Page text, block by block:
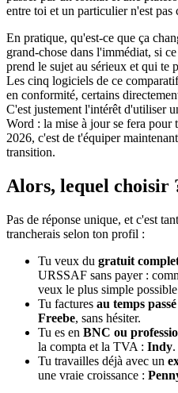
entre toi et un particulier n'est pas
En pratique, qu'est-ce que ça
grand-chose dans l'immédiat, si
prend le sujet au sérieux et qui te
Les cinq logiciels de ce
en conformité, certains
C'est justement l'intérêt d'utiliser
Word : la mise à jour se fera pour
2026, c'est de t'équiper
transition.
Alors, lequel choisir
Pas de réponse unique, et c'est
trancherais selon ton profil :
Tu veux du gratuit
URSSAF sans payer :
veux le plus simple
Tu factures au temps passé
Freebe, sans hésiter.
Tu es en BNC ou
la compta et la TVA : Indy.
Tu travailles déjà avec un
une vraie croissance :